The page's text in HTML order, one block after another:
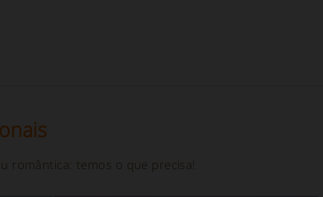
romântica: temos o que precisa!